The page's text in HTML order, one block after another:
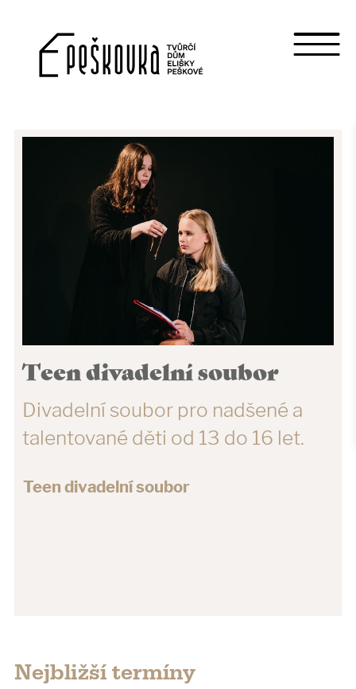
Teen divadelní soubor
Divadelní soubor pro nadšené a
talentované děti od 13 do 16 let.
Teen divadelní soubor
Nejbližší termíny